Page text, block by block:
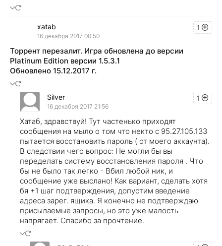
1
xatab
16 декабря 2017 00:50
Торрент перезалит. Игра обновлена до версии
Platinum Edition версии 1.5.3.1
Обновлено 15.12.2017 г.
1
Silver
16 декабря 2017 21:56
Хатаб, здравствуй! Тут частенько приходят
сообщения на мыло о том что некто с 95.27.105.133
пытается восстановить пароль ( от моего аккаунта).
В следствии чего вопрос: Не могли бы вы
переделать систему восстановления пароля . Что
бы не было так легко - Вбил любой ник, и
сообщение уже выслано! Как вариант, сделать хотя
бя +1 шаг подтверждения, допустим введение
адреса зарег. ящика. Я конечно не подтверждаю
присылаемые запросы, но это уже малость
напрягает. Спасибо за прочтение.